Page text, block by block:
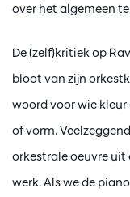
over het algemeen
De (zelf)kritiek op
bloot van zijn
woord voor wie
of vorm.
orkestrale oeuvre
werk. Als we de